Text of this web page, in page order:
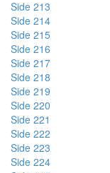
Side 213
Side 214
Side 215
Side 216
Side 217
Side 218
Side 219
Side 220
Side 221
Side 222
Side 223
Side 224